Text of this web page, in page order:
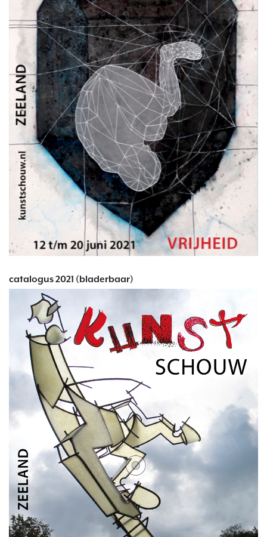
catalogus 2021 (bladerbaar)